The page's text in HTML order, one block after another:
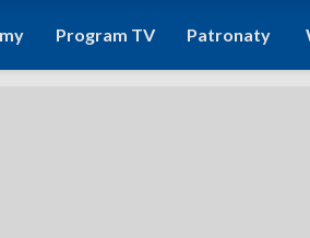
Program TV Patronaty